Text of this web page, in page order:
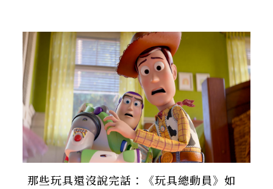
那些玩具還沒說完話：《玩具總動員》如